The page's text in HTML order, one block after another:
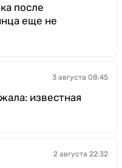
после
еще не
3 августа 08:45
известная
2 августа 22:32